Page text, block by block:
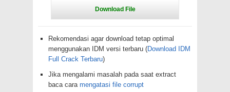
Rekomendasi agar download tetap optimal
menggunakan IDM versi terbaru (Download IDM
Full Crack Terbaru)
Jika mengalami masalah pada saat extract
baca cara mengatasi file corrupt